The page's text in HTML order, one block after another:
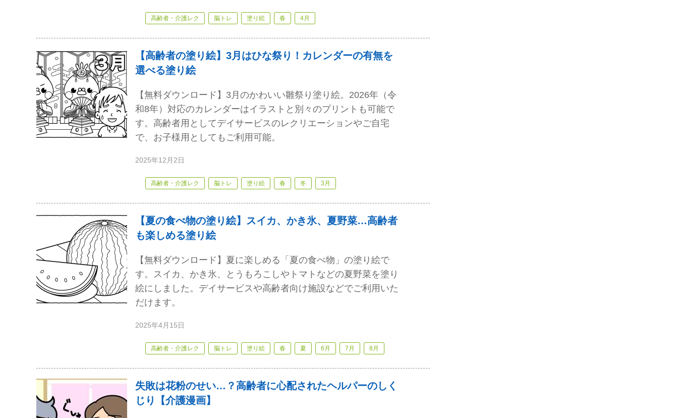
高齢者・介護レク 脳トレ 塗り絵 春 4月
【高齢者の塗り絵】3月はひな祭り！カレンダーの有無を
選べる塗り絵
【無料ダウンロード】3月のかわいい雛祭り塗り絵。2026年（令
和8年）対応のカレンダーはイラストと別々のプリントも可能で
す。高齢者用としてデイサービスのレクリエーションやご自宅
で、お子様用としてもご利用可能。
2025年12月2日
高齢者・介護レク 脳トレ 塗り絵 春 冬 3月
【夏の食べ物の塗り絵】スイカ、かき氷、夏野菜…高齢者
も楽しめる塗り絵
【無料ダウンロード】夏に楽しめる「夏の食べ物」の塗り絵で
す。スイカ、かき氷、とうもろこしやトマトなどの夏野菜を塗り
絵にしました。デイサービスや高齢者向け施設などでご利用いた
だけます。
2025年4月15日
高齢者・介護レク 脳トレ 塗り絵 春 夏 6月 7月 8月
失敗は花粉のせい…？高齢者に心配されたヘルパーのしく
じり【介護漫画】